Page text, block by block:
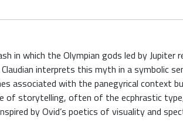
in which the Olympian gods led by
interprets this myth in a symbolic
associated with the panegyrical context
of storytelling, often of the ecphrastic
by Ovid’s poetics of visuality and